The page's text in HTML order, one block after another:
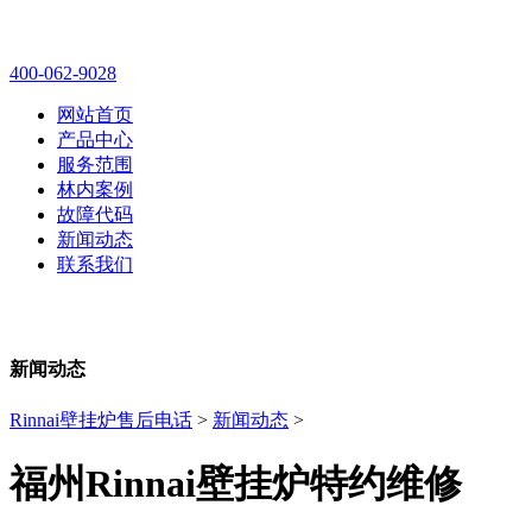
400-062-9028
网站首页
产品中心
服务范围
林内案例
故障代码
新闻动态
联系我们
新闻动态
Rinnai壁挂炉售后电话 > 新闻动态 >
福州Rinnai壁挂炉特约维修